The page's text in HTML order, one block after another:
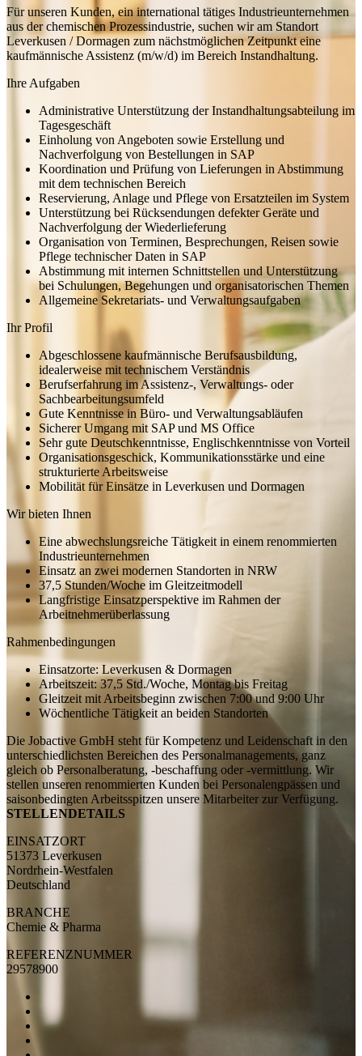
Für unseren Kunden, ein international tätiges Industrieunternehmen
aus der chemischen Prozessindustrie, suchen wir am Standort
Leverkusen / Dormagen zum nächstmöglichen Zeitpunkt eine
kaufmännische Assistenz (m/w/d) im Bereich Instandhaltung.
Ihre Aufgaben
Administrative Unterstützung der Instandhaltungsabteilung im
Tagesgeschäft
Einholung von Angeboten sowie Erstellung und
Nachverfolgung von Bestellungen in SAP
Koordination und Prüfung von Lieferungen in Abstimmung
mit dem technischen Bereich
Reservierung, Anlage und Pflege von Ersatzteilen im System
Unterstützung bei Rücksendungen defekter Geräte und
Nachverfolgung der Wiederlieferung
Organisation von Terminen, Besprechungen, Reisen sowie
Pflege technischer Daten in SAP
Abstimmung mit internen Schnittstellen und Unterstützung
bei Schulungen, Begehungen und organisatorischen Themen
Allgemeine Sekretariats- und Verwaltungsaufgaben
Ihr Profil
Abgeschlossene kaufmännische Berufsausbildung,
idealerweise mit technischem Verständnis
Berufserfahrung im Assistenz-, Verwaltungs- oder
Sachbearbeitungsumfeld
Gute Kenntnisse in Büro- und Verwaltungsabläufen
Sicherer Umgang mit SAP und MS Office
Sehr gute Deutschkenntnisse, Englischkenntnisse von Vorteil
Organisationsgeschick, Kommunikationsstärke und eine
strukturierte Arbeitsweise
Mobilität für Einsätze in Leverkusen und Dormagen
Wir bieten Ihnen
Eine abwechslungsreiche Tätigkeit in einem renommierten
Industrieunternehmen
Einsatz an zwei modernen Standorten in NRW
37,5 Stunden/Woche im Gleitzeitmodell
Langfristige Einsatzperspektive im Rahmen der
Arbeitnehmerüberlassung
Rahmenbedingungen
Einsatzorte: Leverkusen & Dormagen
Arbeitszeit: 37,5 Std./Woche, Montag bis Freitag
Gleitzeit mit Arbeitsbeginn zwischen 7:00 und 9:00 Uhr
Wöchentliche Tätigkeit an beiden Standorten
Die Jobactive GmbH steht für Kompetenz und Leidenschaft in den
unterschiedlichsten Bereichen des Personalmanagements, ganz
gleich ob Personalberatung, -beschaffung oder -vermittlung. Wir
stellen unseren renommierten Kunden bei Personalengpässen und
saisonbedingten Arbeitsspitzen unsere Mitarbeiter zur Verfügung.
STELLENDETAILS
EINSATZORT
51373 Leverkusen
Nordrhein-Westfalen
Deutschland
BRANCHE
Chemie & Pharma
REFERENZNUMMER
29578900